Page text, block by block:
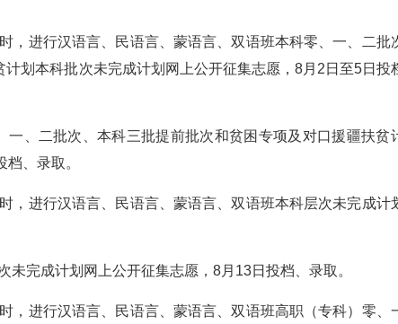
，进行汉语言、民语言、蒙语言、双语班本科零、一、二批
划本科批次未完成计划网上公开征集志愿，8月2日至5日投
、二批次、本科三批提前批次和贫困专项及对口援疆扶贫
、录取。
，进行汉语言、民语言、蒙语言、双语班本科层次未完成计
完成计划网上公开征集志愿，8月13日投档、录取。
，进行汉语言、民语言、蒙语言、双语班高职（专科）零、